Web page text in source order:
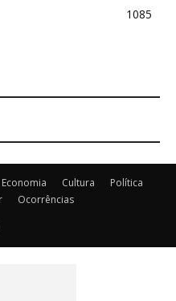
1085
Economia Cultura
Política
Ocorrências